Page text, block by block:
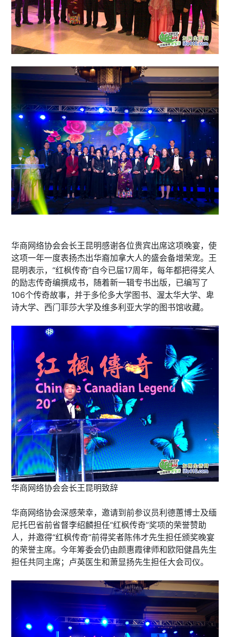
华商网络协会会长王昆明感谢各位贵宾出席这项晚宴，使
这项一年一度表扬杰出华裔加拿大人的盛会备增荣宠。王
昆明表示，“红枫传奇”自今已届17周年，每年都把得奖人
的励志传奇编撰成书，随着新一辑专书出版，已编写了
106个传奇故事，并于多伦多大学图书、渥太华大学、卑
诗大学、西门菲莎大学及维多利亚大学的图书馆收藏。
华商网络协会会长王昆明致辞
华商网络协会深感荣幸，邀请到前参议员利德蕙博士及缅
尼托巴省前省督李绍麟担任“红枫传奇”奖项的荣誉赞助
人，并邀得“红枫传奇”前得奖者陈伟才先生担任颁奖晚宴
的荣誉主席。今年筹委会仍由颜惠霞律师和欧阳健昌先生
担任共同主席；卢英医生和萧显扬先生担任大会司仪。